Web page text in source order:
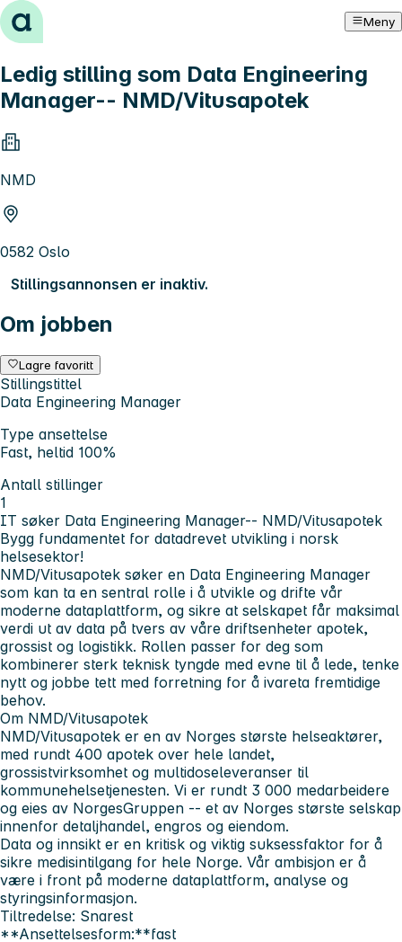
Hopp til innhold Meny
Ledig stilling som Data Engineering
Manager-- NMD/Vitusapotek
NMD
0582 Oslo
Stillingsannonsen er inaktiv.
Om jobben
Lagre favoritt
Stillingstittel
Data Engineering Manager
Type ansettelse
Fast, heltid 100%
Antall stillinger
1
IT søker Data Engineering Manager-- NMD/Vitusapotek
Bygg fundamentet for datadrevet utvikling i norsk
helsesektor!
NMD/Vitusapotek søker en Data Engineering Manager
som kan ta en sentral rolle i å utvikle og drifte vår
moderne dataplattform, og sikre at selskapet får maksimal
verdi ut av data på tvers av våre driftsenheter apotek,
grossist og logistikk. Rollen passer for deg som
kombinerer sterk teknisk tyngde med evne til å lede, tenke
nytt og jobbe tett med forretning for å ivareta fremtidige
behov.
Om NMD/Vitusapotek
NMD/Vitusapotek er en av Norges største helseaktører,
med rundt 400 apotek over hele landet,
grossistvirksomhet og multidoseleveranser til
kommunehelsetjenesten. Vi er rundt 3 000 medarbeidere
og eies av NorgesGruppen -- et av Norges største selskap
innenfor detaljhandel, engros og eiendom.
Data og innsikt er en kritisk og viktig suksessfaktor for å
sikre medisintilgang for hele Norge. Vår ambisjon er å
være i front på moderne dataplattform, analyse og
styringsinformasjon.
Tiltredelse: Snarest
**Ansettelsesform:**fast